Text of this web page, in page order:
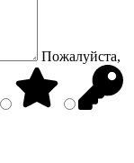
Пожалуйста,